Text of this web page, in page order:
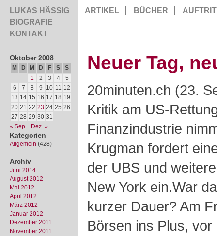
LUKAS HÄSSIG
BIOGRAFIE
KONTAKT
ARTIKEL BÜCHER
Oktober 2008
M D M D F S
S
1
2 3 4
5
6
7 8 9 10 11 12
13 14 15 16 17 18 19
20 21 22 23 24 25 26
27 28 29 30 31
« Sep.
Dez. »
Kategorien
Allgemein (428)
Archiv
Juni 2014
August 2012
Mai 2012
April 2012
März 2012
Januar 2012
Dezember 2011
November 2011
Neuer Tag,
20minuten.ch (23.
Kritik am US-
Finanzindustrie
Krugman fordert
der UBS und
New York ein.War
kurzer Dauer? Am
Börsen ins Plus,